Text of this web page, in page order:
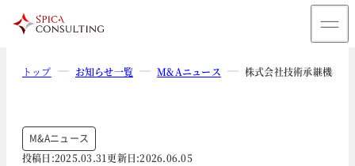
トップ お知らせ一覧 M&Aニュース 株式会社技術承継機構
M&Aニュース
投稿日:2025.03.31更新日:2026.06.05